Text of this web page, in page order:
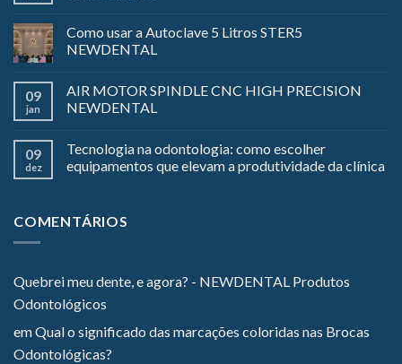
Como usar a Autoclave 5 Litros STER5
NEWDENTAL
09
jan
AIR MOTOR SPINDLE CNC HIGH PRECISION
NEWDENTAL
09
dez
Tecnologia na odontologia: como escolher
equipamentos que elevam a produtividade da clínica
COMENTÁRIOS
Quebrei meu dente, e agora? - NEWDENTAL Produtos
Odontológicos
emQual o significado das marcações coloridas nas Brocas
Odontológicas?